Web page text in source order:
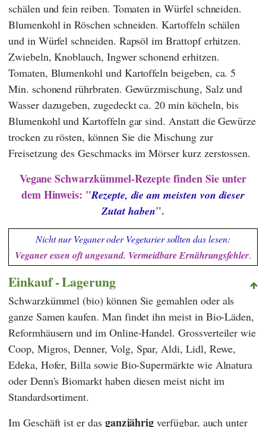
schälen und fein reiben. Tomaten in Würfel schneiden.
Blumenkohl in Röschen schneiden. Kartoffeln schälen
und in Würfel schneiden. Rapsöl im Brattopf erhitzen.
Zwiebeln, Knoblauch, Ingwer schonend erhitzen.
Tomaten, Blumenkohl und Kartoffeln beigeben, ca. 5
Min. schonend rührbraten. Gewürzmischung, Salz und
Wasser dazugeben, zugedeckt ca. 20 min köcheln, bis
Blumenkohl und Kartoffeln gar sind. Anstatt die Gewürze
trocken zu rösten, können Sie die Mischung zur
Freisetzung des Geschmacks im Mörser kurz zerstossen.
Vegane Schwarzkümmel-Rezepte finden Sie unter
dem Hinweis: "Rezepte, die am meisten von dieser
Zutat haben".
Nicht nur Veganer oder Vegetarier sollten das lesen:
Veganer essen oft ungesund. Vermeidbare Ernährungsfehler.
Einkauf - Lagerung
Schwarzkümmel (bio) können Sie gemahlen oder als
ganze Samen kaufen. Man findet ihn meist in Bio-Läden,
Reformhäusern und im Online-Handel. Grossverteiler wie
Coop, Migros,Denner, Volg, Spar,Aldi, Lidl, Rewe,
Edeka, Hofer, Billa sowie Bio-Supermärkte wie Alnatura
oder Denn's Biomarkthaben diesen meist nicht im
Standardsortiment.
Im Geschäft ist er das ganzjährig verfügbar, auch unter